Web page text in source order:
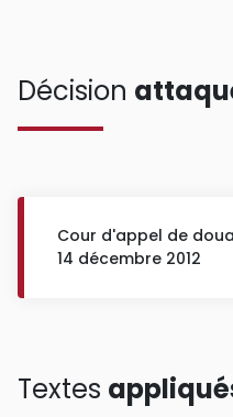
Décision
Cour d'appel de
14 décembre 2012
Textes